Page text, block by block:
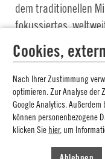
dem traditionellen
fokussiertes,
Anlagenbau-
Manager des Jahres
Im Oktober 2009
Aufsichtsrats der
Wolfgang Reitzle ist
Fakultät für
Cookies,
Nach Ihrer Zustimmung
optimieren. Zur Analyse der
Google Analytics.
können personenbezogene
klicken Sie hier, um